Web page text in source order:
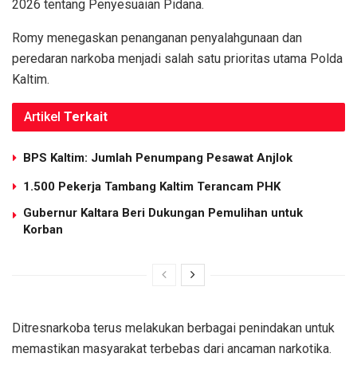
2026 tentang Penyesuaian Pidana.
Romy menegaskan penanganan penyalahgunaan dan
peredaran narkoba menjadi salah satu prioritas utama Polda
Kaltim.
Artikel Terkait
BPS Kaltim: Jumlah Penumpang Pesawat Anjlok
1.500 Pekerja Tambang Kaltim Terancam PHK
Gubernur Kaltara Beri Dukungan Pemulihan untuk
Korban
Ditresnarkoba terus melakukan berbagai penindakan untuk
memastikan masyarakat terbebas dari ancaman narkotika.